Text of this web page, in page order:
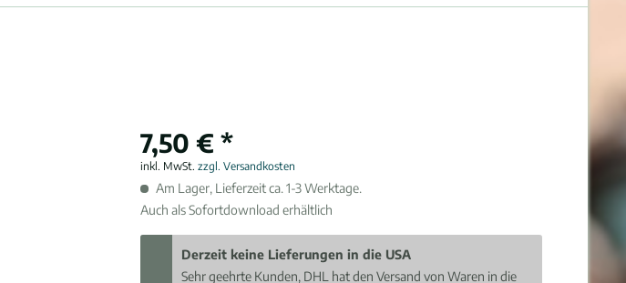
7,50 € *
inkl. MwSt.zzgl. Versandkosten
Am Lager, Lieferzeit ca. 1-3 Werktage.
Auch als Sofortdownload erhältlich
Derzeit keine Lieferungen in die USA
Sehr geehrte Kunden, DHL hat den Versand von Waren in die